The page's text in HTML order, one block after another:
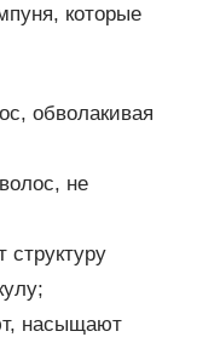
которые
обволакивая
не
насыщают